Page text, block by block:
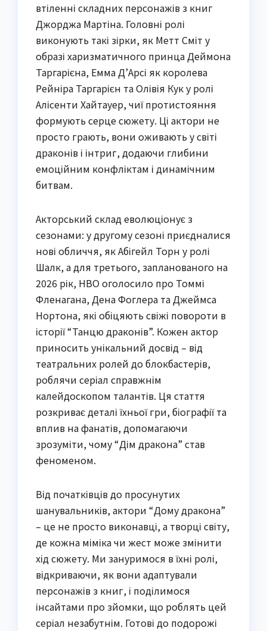
втіленні складних персонажів з книг
Джорджа Мартіна. Головні ролі
виконують такі зірки, як Метт Сміт у
образі харизматичного принца Деймона
Таргарієна, Емма Д’Арсі як королева
Рейніра Таргарієн та Олівія Кук у ролі
Алісенти Хайтауер, чиї протистояння
формують серце сюжету. Ці актори не
просто грають, вони оживають у світі
драконів і інтриг, додаючи глибини
емоційним конфліктам і динамічним
битвам.
Акторський склад еволюціонує з
сезонами: у другому сезоні приєдналися
нові обличчя, як Абігейл Торн у ролі
Шалк, а для третього, запланованого на
2026 рік, HBO оголосило про Томмі
Фленагана, Дена Фоглера та Джеймса
Нортона, які обіцяють свіжі повороти в
історії “Танцю драконів”. Кожен актор
приносить унікальний досвід – від
театральних ролей до блокбастерів,
роблячи серіал справжнім
калейдоскопом талантів. Ця стаття
розкриває деталі їхньої гри, біографії та
вплив на фанатів, допомагаючи
зрозуміти, чому “Дім дракона” став
феноменом.
Від початківців до просунутих
шанувальників, актори “Дому дракона”
– це не просто виконавці, а творці світу,
де кожна міміка чи жест може змінити
хід сюжету. Ми зануримося в їхні ролі,
відкриваючи, як вони адаптували
персонажів з книг, і поділимося
інсайтами про зйомки, що роблять цей
серіал незабутнім. Готові до подорожі